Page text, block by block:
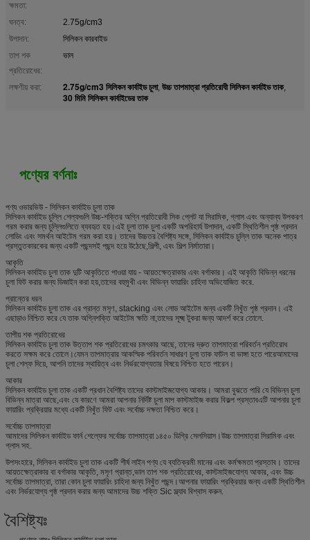
ক্ষমতা:
ঘনত্ব:
2.75g/cm3
উপাদান:
সিলিকন কারবাইড
তাপ শক
প্রতিরোধের:
ভাল
লক্ষণীয় করা: 2.75g/cm3 সিলিকন কার্বাইড চুলা, উচ্চ তাপমাত্রা প্রতিরোধী সিলিকন কার্বাইড তাক,
30 মিমি সিলিকন কার্বাইডের তাক
পণ্যের বর্ণনাঃ
পণ্য ওভারভিউ - সিলিকন কার্বাইড চুলা তাক
সিলিকন কার্বাইড চুল্লি শেল্ফগুলি উচ্চ-শক্তির অগ্নি প্রতিরোধী সিক প্লেট যা সিরামিক, গ্লাস এবং অন্যান্য উপকরণ
গরম করার জন্য চুল্লিগুলিতে ব্যবহৃত হয়।এই চুলা তাক চুলা একটি অপরিহার্য উপাদান, একটি স্থিতিশীল পৃষ্ঠ প্রদান
লোডিং এবং সমর্থন আইটেম গরম করা হয়। তাদের উচ্চতর বৈশিষ্ট্য সঙ্গে, সিলিকন কার্বাইড চুল্লি তাক অনেক পাত্র
প্রস্তুতকারকের জন্য একটি পছন্দসই পছন্দ হয়ে উঠেছে,শিল্পী, এবং শিল্প নির্মাতারা।
আকৃতি
সিলিকন কার্বাইড চুলা তাক দুটি আকৃতিতে পাওয়া যায় - আয়তক্ষেত্রাকার এবং বর্গাকার। এই আকৃতি বিভিন্ন ধরনের
চুলা ফিট করার জন্য ডিজাইন করা হয়,তাদের বহুমুখী এবং বিভিন্ন ফায়ারিং চাহিদা অভিযোজিত করে.
প্রান্তের ধরন
সিলিকন কার্বাইড চুলা তাক এর প্রান্ত মসৃণ, stacking এবং লোড আইটেম জন্য একটি নিখুঁত পৃষ্ঠ প্রদান। এই
এছাড়াও নিশ্চিত করে যে তাক অগ্নিশক্তি আইটেম ক্ষতি না,তাদের সূক্ষ্ম টুকরা জন্য আদর্শ করে তোলে.
তাপীয় শক প্রতিরোধের
সিলিকন কার্বাইড চুলা তাক উত্তাপ শক প্রতিরোধের চমৎকার আছে, তাদের দ্রুত তাপমাত্রা পরিবর্তন প্রতিরোধ
করতে সক্ষম করে তোলে।যেমন তাপমাত্রার আকস্মিক পরিবর্তন সাধারণ চুলা তাক ফাটল বা ভাঙ্গা হতে পারেআমাদের
চুলা শেল্ফ দিয়ে, আপনি তাদের স্থায়িত্ব এবং নির্ভরযোগ্যতার বিষয়ে নিশ্চিত হতে পারেন।
আকার
সিলিকন কার্বাইড চুলা তাক একটি প্রধান বৈশিষ্ট্য তাদের কাস্টমাইজযোগ্য আকার। আমরা বুঝতে পারি যে বিভিন্ন চুলা
বিভিন্ন মাত্রা আছে,এবং যে কারণে আমরা আপনার নির্দিষ্ট চুলা মাপ কাস্টমাইজ করার বিকল্প প্রস্তাবএটি আপনার চুলা
ফায়ারিং প্রক্রিয়ার মধ্যে একটি নিখুঁত ফিট এবং সর্বোচ্চ দক্ষতা নিশ্চিত করে।
সর্বোচ্চ তাপমাত্রা
আমাদের সিলিকন কার্বাইড ফার্ন শেল্ফের সর্বোচ্চ তাপমাত্রা ১৪৫০ ডিগ্রি সেলসিয়াস।উচ্চ তাপমাত্রা সিরামিক এবং
গ্লাস সহ.
উপসংহারে, সিলিকন কার্বাইড চুলা তাক একটি শীর্ষ লাইন পণ্য যে ব্যতিক্রমী মানের এবং কর্মক্ষমতা প্রস্তাব। তাদের
আয়তক্ষেত্রাকার বা বর্গাকার আকৃতি, মসৃণ প্রান্ত,ভাল তাপ শক প্রতিরোধের, কাস্টমাইজযোগ্য আকার, এবং উচ্চ
সর্বোচ্চ তাপমাত্রা, তারা কোন চুলা ফায়ারিং চাহিদা জন্য নিখুঁত পছন্দ।আপনার ফায়ারিং প্রক্রিয়ার জন্য একটি স্থিতিশীল
এবং নির্ভরযোগ্য পৃষ্ঠ প্রদান করার জন্য আমাদের উচ্চ শক্তি Sic স্ল্যাব বিশ্বাস করুন.
বৈশিষ্ট্যঃ